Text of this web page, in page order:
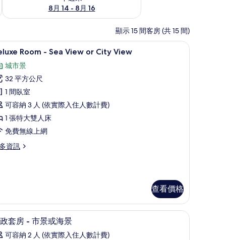
8月 14 - 8月 16
顯示 15 間客房 (共 15 間)
內保險箱、書桌、隔音 Deluxe Room - Sea View or City View | 城市景
4 Room - Sea View or City View
城市景
32 平方公尺
1 間臥室
可容納 3 人 (依實際入住人數計費)
1 張特大雙人床
免費無線上網
資訊
查看價格
隔音 迷你吧、客房內保險箱、書桌、隔音
7 套房 - 市景或海景
可容納 2 人 (依實際入住人數計費)